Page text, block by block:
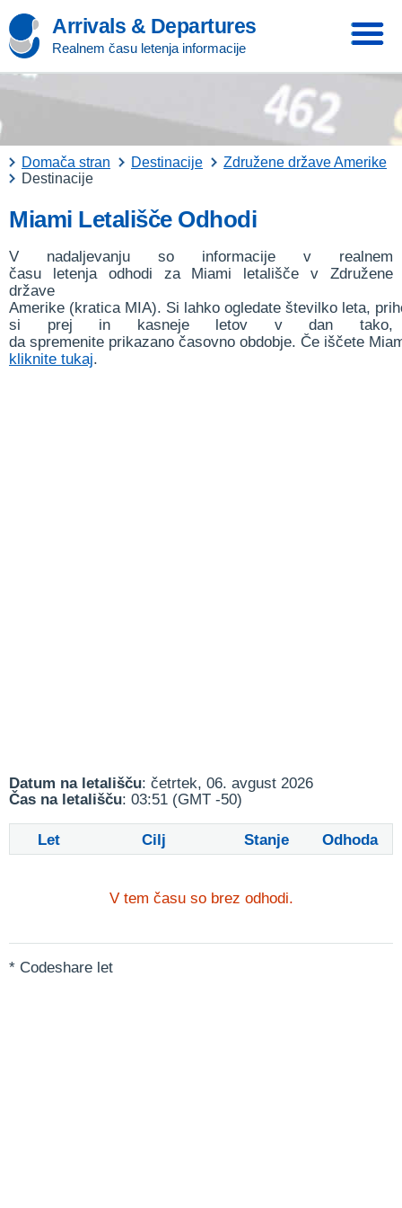
Arrivals & Departures
Realnem času letenja informacije
Domača stran Destinacije
Združene države Amerike
Destinacije
Miami Letališče Odhodi
V nadaljevanju so informacije v realnem
času letenja odhodi za Miami letališče v Združene
države
Amerike (kratica MIA). Si lahko ogledate številko leta,
si prej in kasneje letov v dan tako,
da spremenite prikazano časovno obdobje. Če iščete
kliknite tukaj.
Datum na letališču: četrtek, 06. avgust 2026
Čas na letališču: 03:51 (GMT -50)
Let Cilj Stanje Odhoda
V tem času so brez odhodi.
* Codeshare let